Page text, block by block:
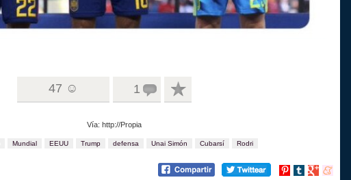
47 ☺ 1
Vía: http://Propia
Mundial EEUU Trump defensa Unai Simón Cubarsí Rodri
Compartir
Compartir
Compartir